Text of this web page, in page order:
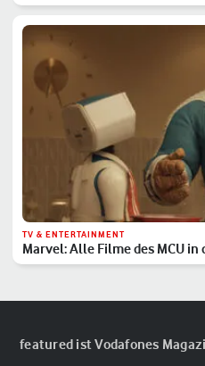
TV & ENTERTAINMENT
Marvel: Alle Filme des MCU
Reihenfolge
featured ist Vodafones